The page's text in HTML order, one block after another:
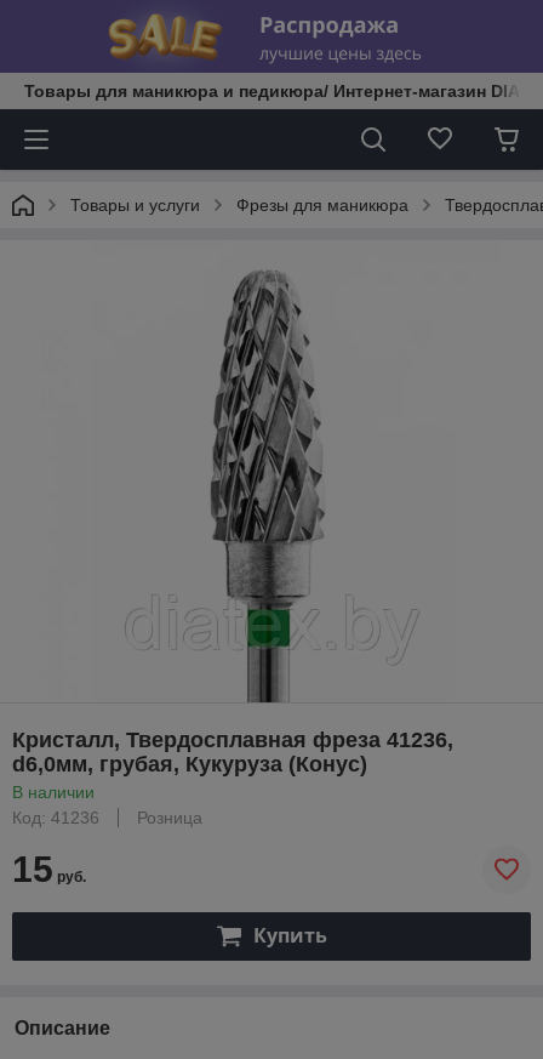
Товары для маникюра и педикюра/ Интернет-магазин
Товары и услуги Фрезы для маникюра
Кристалл, Твердосплавная фреза 41236,
d6,0мм, грубая, Кукуруза (Конус)
В наличии
Код: 41236
Розница
15 руб.
Купить
Описание